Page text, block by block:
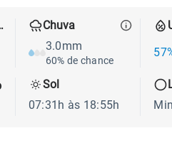
Chuva
3.0mm
60% de chance
Sol
07:31h às 18:55h